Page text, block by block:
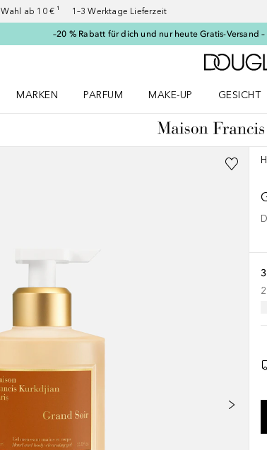
ab 10 € ¹ 1–3 Werktage Lieferzeit
–20 % Rabatt für dich und nur heute Gratis-Versand
MARKEN
PARFUM
MAKE-UP
GESICHT